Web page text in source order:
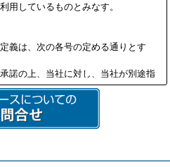
用しているものとみなす。
義は、次の各号の定める通りとす
諾の上、当社に対し、当社が別途指
定める審査を通過して、当社より会
た法人又は個人を意味する。
本サービスを利用する際に用いる、
ドメインアドレス：http://jiyu18.jp）